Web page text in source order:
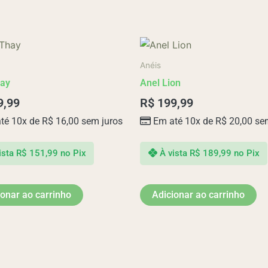
10x de R$ 16,00 sem juros
R$ 151,99 no Pix
ao carrinho
Anéis
Anel Lion
R$ 199,99
Em até 10x de R$ 20,00
À vista R$ 189,99 no Pix
Adicionar ao carrinho